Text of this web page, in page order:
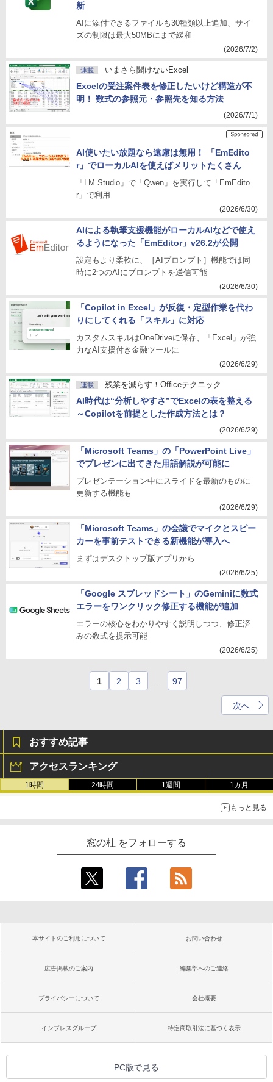
新
AIに添付できるファイルも30種類以上追加、サイ
ズの制限は最大50MBにまで緩和
(2026/7/2)
連載 いまさら聞けないExcel
Excelの受注案件表を修正したいけど構造が不
明！ 数式の参照元・参照先を知る方法
(2026/7/1)
AI使いたい放題なら遠慮は無用！ 「EmEdito
r」でローカルAIを使えばメリットたくさん
「LM Studio」で「Qwen」を実行して「EmEdito
r」で利用
(2026/6/30)
AIによる執筆支援機能がローカルAIなどで使え
るようになった「EmEditor」v26.2が公開
設定もより柔軟に、［AIプロンプト］機能では同
時に2つのAIにプロンプトを送信可能
(2026/6/30)
「Copilot in Excel」が反復・定型作業を代わ
りにしてくれる「スキル」に対応
カスタムスキルはOneDriveに保存、「Excel」が強
力なAI支援付き金融ツールに
(2026/6/29)
連載 残業を減らす！Officeテクニック
AI時代は“分析しやすさ”でExcelの表を整える
～Copilotを前提とした作成方法とは？
(2026/6/29)
「Microsoft Teams」の「PowerPoint Live」
でプレゼンに出てきた用語解説が可能に
プレゼンテーション中にスライドを最新のものに
更新する機能も
(2026/6/29)
「Microsoft Teams」の会議でマイクとスピー
カーを事前テストできる新機能が導入へ
まずはデスクトップ版アプリから
(2026/6/25)
「Google スプレッドシート」のGeminiに数式
エラーをワンクリック修正する機能が追加
エラーの核心をわかりやすく説明しつつ、修正済
みの数式を提示可能
(2026/6/25)
1 2 3 97
次へ
おすすめ記事
アクセスランキング
1時間 24時間 1週間 1カ月
もっと見る
窓の杜 をフォローする
本サイトのご利用について お問い合わせ
広告掲載のご案内 編集部へのご連絡
プライバシーについて 会社概要
インプレスグループ 特定商取引法に基づく表示
PC版で見る